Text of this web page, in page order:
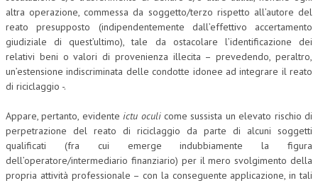
ECONOMIA DELL’ARTE
INTERNAZIONALIZZAZIONE
HUMAN RESOURCES
RISORSE UMANE
MARKETING
TREASURY IN FINANCIAL SERVICES
altra operazione, commessa da soggetto/terzo rispetto all’autore del
reato presupposto (indipendentemente dall’effettivo accertamento
giudiziale di quest’ultimo), tale da ostacolare l’identificazione dei
relativi beni o valori di provenienza illecita – prevedendo, peraltro,
un’estensione indiscriminata delle condotte idonee ad integrare il reato
di riciclaggio -.
Appare, pertanto, evidenteictu oculicome sussista un elevato rischio di
perpetrazione del reato di riciclaggio da parte di alcuni soggetti
qualificati (fra cui emerge indubbiamente la figura
dell’operatore/intermediario finanziario) per il mero svolgimento della
propria attività professionale – con la conseguente applicazione, in tali